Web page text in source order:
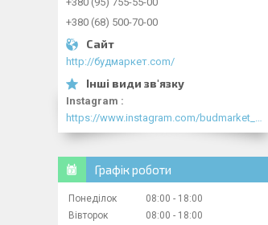
+380 (68) 500-70-00
http://будмаркет.com/
Instagram
Графік роботи
Понеділок 08:00
18:00
Вівторок
08:00
18:00